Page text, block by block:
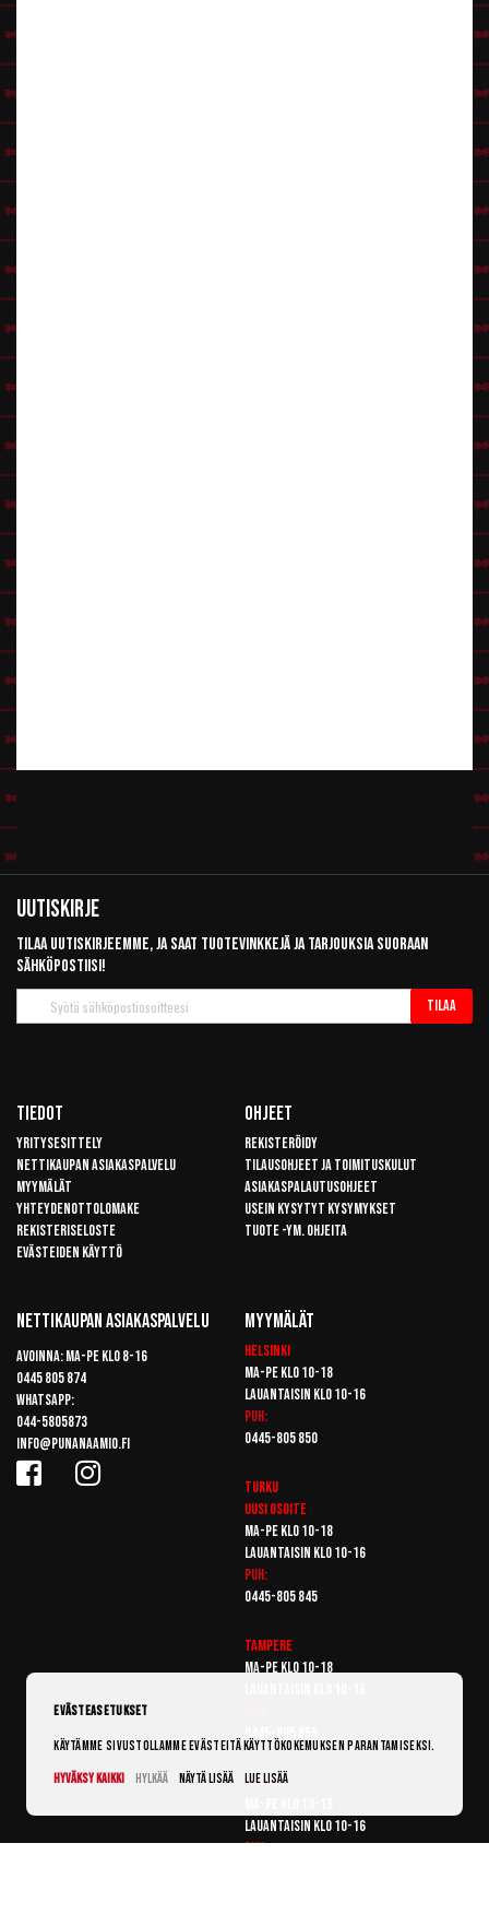
Uutiskirje
Tilaa uutiskirjeemme, ja saat tuotevinkkejä ja tarjouksia suoraan
sähköpostiisi!
uutiskirje
Tilaa
Tiedot
Yritysesittely
Nettikaupan asiakaspalvelu
Myymälät
Yhteydenottolomake
Rekisteriseloste
Evästeiden käyttö
Ohjeet
Rekisteröidy
Tilausohjeet ja toimituskulut
Asiakaspalautusohjeet
Usein kysytyt kysymykset
Tuote -ym. ohjeita
Nettikaupan Asiakaspalvelu
Avoinna: Ma-pe klo 8-16
0445 805 874
Whatsapp:
044-5805873
info@punanaamio.fi
Myymälät
Helsinki
Ma-pe klo 10-18
Lauantaisin klo 10-16
Puh:
0445-805 850
Turku
Uusi osoite
Ma-pe klo 10-18
Lauantaisin klo 10-16
Puh:
0445-805 845
Tampere
Ma-pe klo 10-18
Vantaa
Lauantaisin klo 10-16
Puh:
Evästeasetukset
Käytämme sivustollamme evästeitä käyttökokemuksen parantamiseksi.
Hyväksy kaikki
Hylkää Näytä lisää Lue lisää